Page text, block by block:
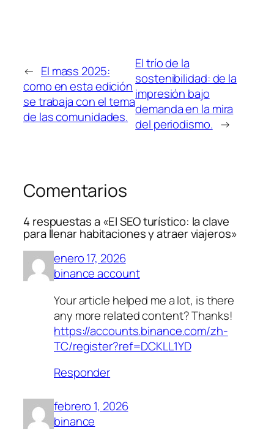
← El mass 2025:
como en esta edición
se trabaja con el tema
de las comunidades.
El trío de la
sostenibilidad: de la
impresión bajo
demanda en la mira
del periodismo. →
Comentarios
4 respuestas a «El SEO turístico: la clave
para llenar habitaciones y atraer viajeros»
enero 17, 2026
binance account
Your article helped me a lot, is there
any more related content? Thanks!
https://accounts.binance.com/zh-
TC/register?ref=DCKLL1YD
Responder
febrero 1, 2026
binance